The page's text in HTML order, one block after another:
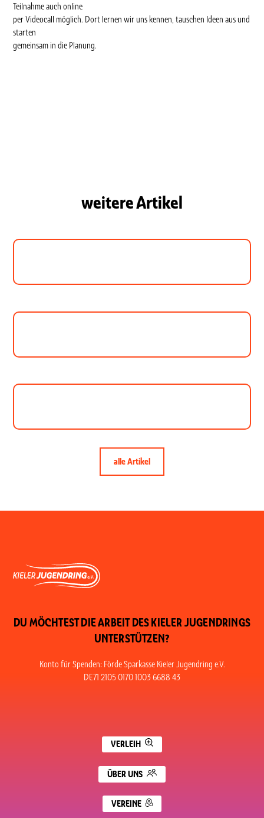
Teilnahme auch online
per Videocall möglich. Dort lernen wir uns kennen, tauschen Ideen aus und
starten
gemeinsam in die Planung.
weitere Artikel
alle Artikel
DU MÖCHTEST DIE ARBEIT DES KIELER JUGENDRINGS
UNTERSTÜTZEN?
Konto für Spenden: Förde Sparkasse Kieler Jugendring e.V.
DE71 2105 0170 1003 6688 43
VERLEIH
ÜBER UNS
VEREINE